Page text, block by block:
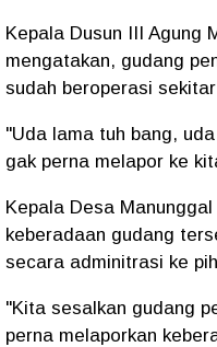
Kepala Dusun III Agung
mengatakan, gudang
sudah beroperasi
"Uda lama tuh bang,
gak perna melapor ke
Kepala Desa
keberadaan gudang
secara adminitrasi ke
"Kita sesalkan gudang
perna melaporkan